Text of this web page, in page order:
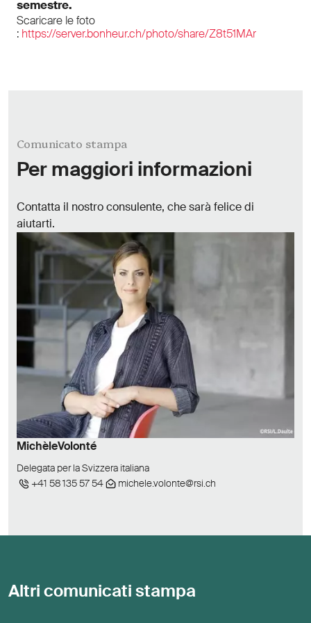
semestre.
Scaricare le foto
: https://server.bonheur.ch/photo/share/Z8t51MAr
Comunicato stampa
Per maggiori informazioni
Contatta il nostro consulente, che sarà felice di
aiutarti.
MichèleVolonté
Delegata per la Svizzera italiana
+41 58 135 57 54
michele.volonte@rsi.ch
Altri comunicati stampa